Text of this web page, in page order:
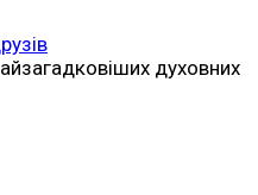
духовних